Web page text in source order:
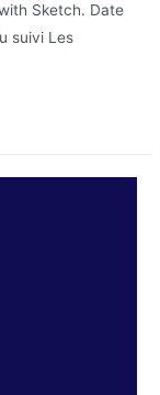
Sketch. Date
suivi Les